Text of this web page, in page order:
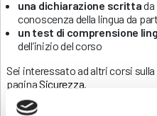
una dichiarazione scrittada
conoscenza della lingua da
un test di comprensione
dell’inizio del corso
Sei interessato ad altri corsi
paginaSicurezza
Contatti